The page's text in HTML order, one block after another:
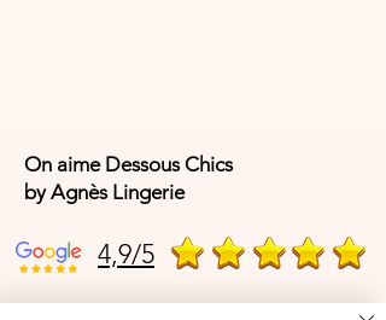
On aime Dessous Chics
by Agnès Lingerie
4,9/5